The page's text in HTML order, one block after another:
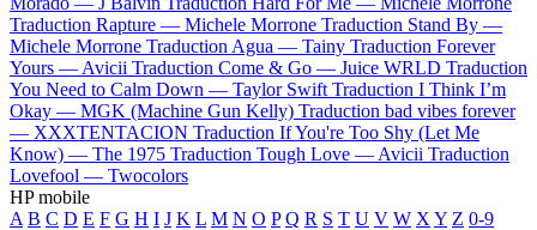
Traduction Rapture — Michele Morrone Traduction Stand By —
Michele Morrone Traduction Agua — Tainy Traduction Forever
Yours — Avicii Traduction Come & Go — Juice WRLD Traduction
You Need to Calm Down — Taylor Swift Traduction I Think I’m
Okay — MGK (Machine Gun Kelly) Traduction bad vibes forever
— XXXTENTACION Traduction If You're Too Shy (Let Me
Know) — The 1975 Traduction Tough Love — Avicii Traduction
Lovefool — Twocolors
HP mobile
A B C D E F G H I J K L M N O P Q R S T U V W X Y Z 0-9